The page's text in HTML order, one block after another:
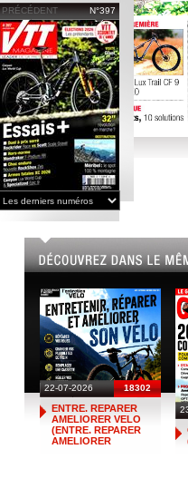
PRÉCÉDENT N°397
22-07-2026 18302
ENTRE. REPARER
AMELIORER VELO
(ENTRE. REPARER
AMELIORER